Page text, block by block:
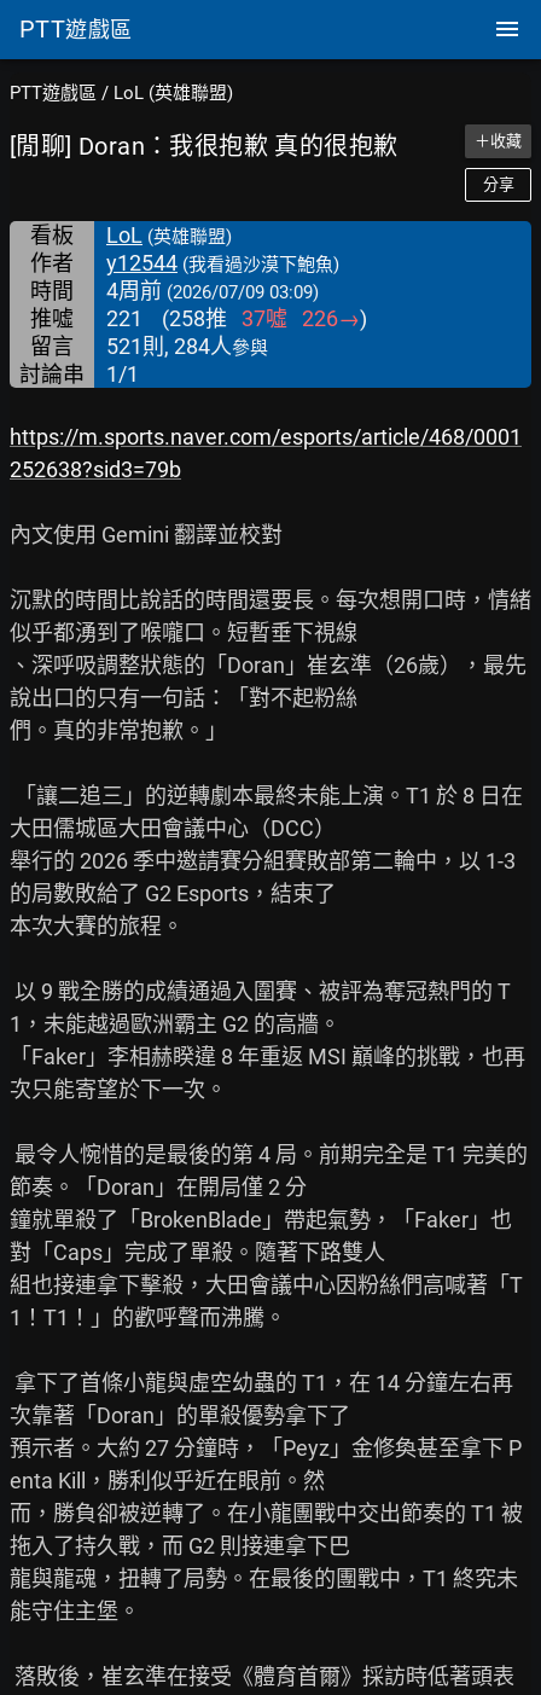
PTT遊戲區
PTT遊戲區 / LoL (英雄聯盟)
[閒聊] Doran：我很抱歉 真的很抱歉 ＋收藏
分享
看板 LoL (英雄聯盟)
作者 y12544 (我看過沙漠下鮑魚)
時間 4周前 (2026/07/09 03:09)
推噓 221 (258推 37噓 226→)
留言
521則, 284人參與
討論串 1/1
https://m.sports.naver.com/esports/article/468/0001
252638?sid3=79b
內文使用 Gemini 翻譯並校對
沉默的時間比說話的時間還要長。每次想開口時，情緒
似乎都湧到了喉嚨口。短暫垂下視線
、深呼吸調整狀態的「Doran」崔玄準（26歲），最先
說出口的只有一句話：「對不起粉絲
們。真的非常抱歉。」
大田儒城區大田會議中心（DCC）
舉行的 2026 季中邀請賽分組賽敗部第二輪中，以 1-3
的局數敗給了 G2 Esports，結束了
本次大賽的旅程。
1，未能越過歐洲霸主 G2 的高牆。
「Faker」李相赫睽違 8 年重返 MSI 巔峰的挑戰，也再
次只能寄望於下一次。
節奏。「Doran」在開局僅 2 分
鐘就單殺了「BrokenBlade」帶起氣勢，「Faker」也
對「Caps」完成了單殺。隨著下路雙人
組也接連拿下擊殺，大田會議中心因粉絲們高喊著「T
1！T1！」的歡呼聲而沸騰。
次靠著「Doran」的單殺優勢拿下了
預示者。大約 27 分鐘時，「Peyz」金修奐甚至拿下 P
enta Kill，勝利似乎近在眼前。然
而，勝負卻被逆轉了。在小龍團戰中交出節奏的 T1 被
拖入了持久戰，而 G2 則接連拿下巴
龍與龍魂，扭轉了局勢。在最後的團戰中，T1 終究未
能守住主堡。